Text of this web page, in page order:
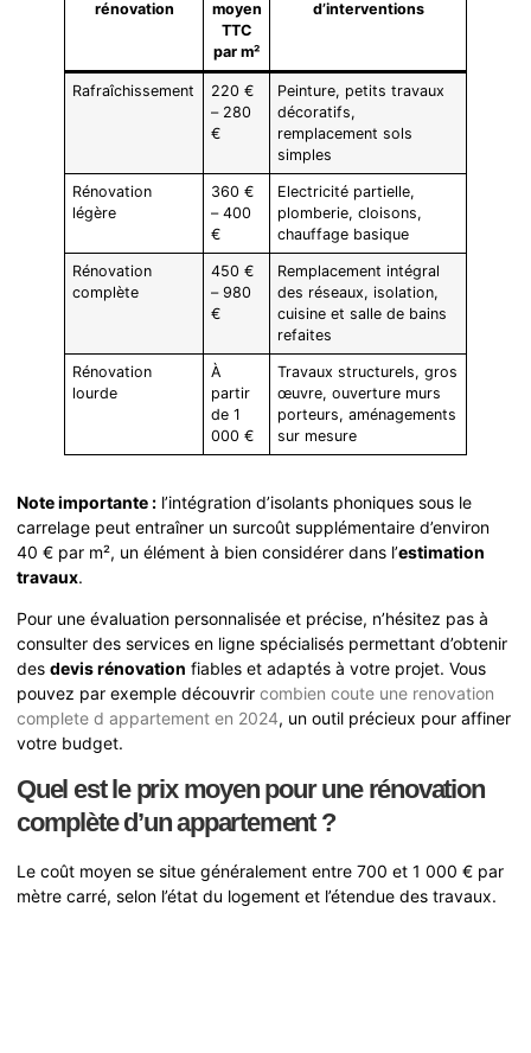
rénovation
moyen
TTC
par m²
d’interventions
Rafraîchissement
220 €
– 280
€
Peinture, petits travaux
décoratifs,
remplacement sols
simples
Rénovation
légère
360 €
– 400
€
Electricité partielle,
plomberie, cloisons,
chauffage basique
Rénovation
complète
450 €
– 980
€
Remplacement intégral
des réseaux, isolation,
cuisine et salle de bains
refaites
Rénovation
lourde
À
partir
de 1
000 €
Travaux structurels, gros
œuvre, ouverture murs
porteurs, aménagements
sur mesure
Note importante : l’intégration d’isolants phoniques sous le
carrelage peut entraîner un surcoût supplémentaire d’environ
40 € par m², un élément à bien considérer dans l’estimation
travaux.
Pour une évaluation personnalisée et précise, n’hésitez pas à
consulter des services en ligne spécialisés permettant d’obtenir
des devis rénovation fiables et adaptés à votre projet. Vous
pouvez par exemple découvrir combien coute une renovation
complete d appartement en 2024, un outil précieux pour affiner
votre budget.
Quel est le prix moyen pour une rénovation
complète d’un appartement ?
Le coût moyen se situe généralement entre 700 et 1 000 € par
mètre carré, selon l’état du logement et l’étendue des travaux.